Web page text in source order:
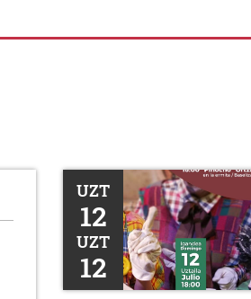
UZT
12
UZT
12